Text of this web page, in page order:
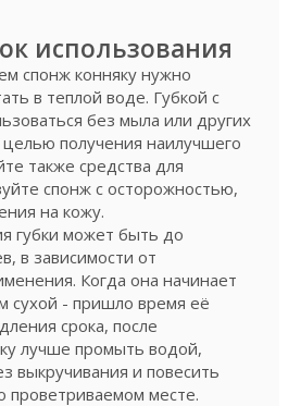
использования
спонж конняку нужно
в теплой воде. Губкой с
без мыла или других
получения наилучшего
также средства для
спонж с осторожностью,
на кожу.
губки может быть до
в зависимости от
Когда она начинает
сухой - пришло время её
срока, после
лучше промыть водой,
выкручивания и повесить
проветриваемом месте.